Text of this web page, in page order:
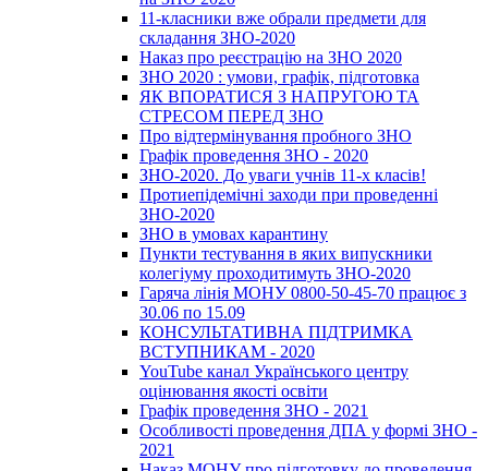
11-класники вже обрали предмети для
складання ЗНО-2020
Наказ про реєстрацію на ЗНО 2020
ЗНО 2020 : умови, графік, підготовка
ЯК ВПОРАТИСЯ З НАПРУГОЮ ТА
СТРЕСОМ ПЕРЕД ЗНО
Про відтермінування пробного ЗНО
Графік проведення ЗНО - 2020
ЗНО-2020. До уваги учнів 11-х класів!
Протиепідемічні заходи при проведенні
ЗНО-2020
ЗНО в умовах карантину
Пункти тестування в яких випускники
колегіуму проходитимуть ЗНО-2020
Гаряча лінія МОНУ 0800-50-45-70 працює з
30.06 по 15.09
КОНСУЛЬТАТИВНА ПІДТРИМКА
ВСТУПНИКАМ - 2020
YouTube канал Українського центру
оцінювання якості освіти
Графік проведення ЗНО - 2021
Особливості проведення ДПА у формі ЗНО -
2021